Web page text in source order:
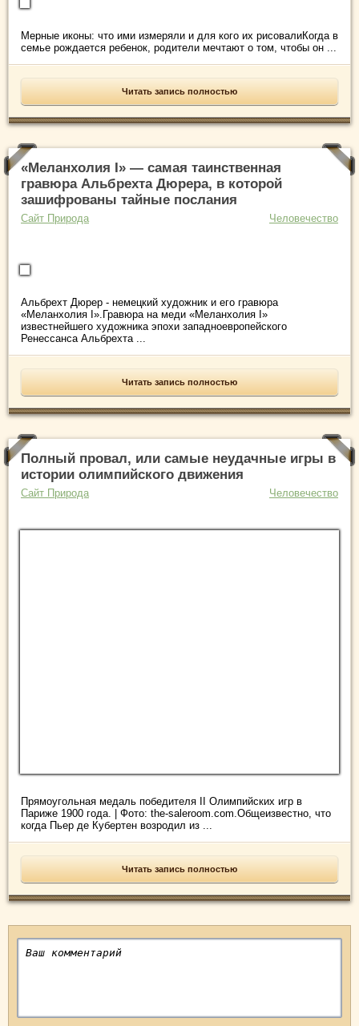
Мерные иконы: что ими измеряли и для кого их рисовалиКогда в
семье рождается ребенок, родители мечтают о том, чтобы он ...
Читать запись полностью
«Меланхолия I» — самая таинственная
гравюра Альбрехта Дюрера, в которой
зашифрованы тайные послания
Сайт Природа Человечество
Альбрехт Дюрер - немецкий художник и его гравюра
«Меланхолия I».Гравюра на меди «Меланхолия I»
известнейшего художника эпохи западноевропейского
Ренессанса Альбрехта ...
Читать запись полностью
Полный провал, или самые неудачные игры в
истории олимпийского движения
Сайт Природа Человечество
Прямоугольная медаль победителя II Олимпийских игр в
Париже 1900 года. | Фото: the-saleroom.com.Общеизвестно, что
когда Пьер де Кубертен возродил из ...
Читать запись полностью